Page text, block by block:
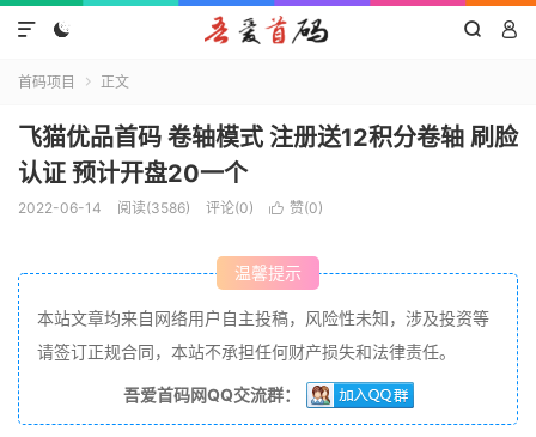
  

首码项目  正文
飞猫优品首码 卷轴模式 注册送12积分卷轴 刷脸
认证 预计开盘20一个
2022-06-14 阅读(3586) 评论(0)  赞(0)
温馨提示
本站文章均来自网络用户自主投稿，风险性未知，涉及投资等
请签订正规合同，本站不承担任何财产损失和法律责任。
吾爱首码网QQ交流群：